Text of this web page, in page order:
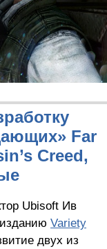
Far
Creed,
Ubisoft Ив
Variety
двух из